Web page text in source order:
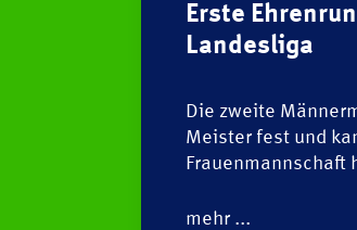
Erste
Landesliga
Die zweite
Meister fest und
Frauenmannschaft
mehr ...